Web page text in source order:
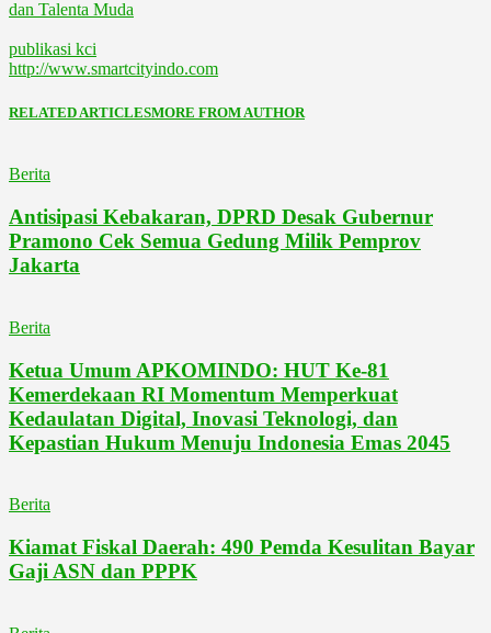
dan Talenta Muda
publikasi kci
http://www.smartcityindo.com
RELATED ARTICLESMORE FROM AUTHOR
Berita
Antisipasi Kebakaran, DPRD Desak Gubernur
Pramono Cek Semua Gedung Milik Pemprov
Jakarta
Berita
Ketua Umum APKOMINDO: HUT Ke-81
Kemerdekaan RI Momentum Memperkuat
Kedaulatan Digital, Inovasi Teknologi, dan
Kepastian Hukum Menuju Indonesia Emas 2045
Berita
Kiamat Fiskal Daerah: 490 Pemda Kesulitan Bayar
Gaji ASN dan PPPK